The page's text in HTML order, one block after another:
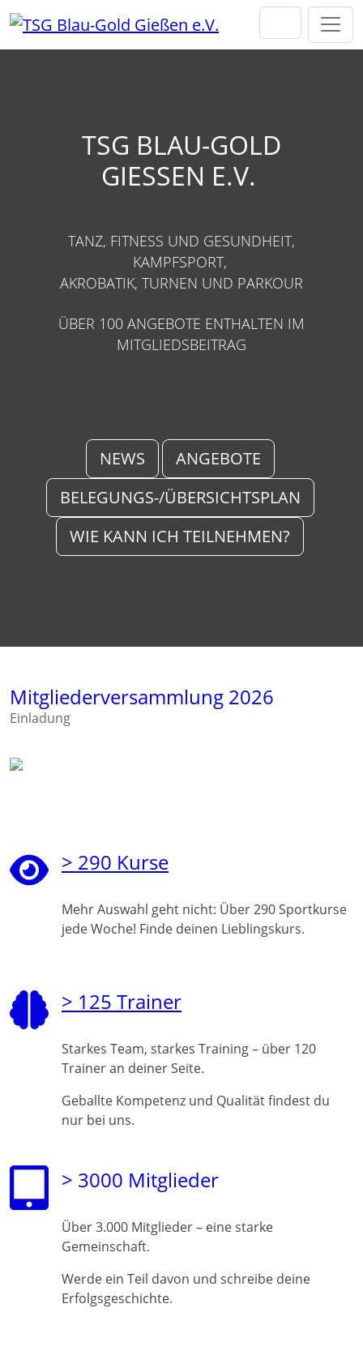
Direkt zur Hauptnavigation springen
Direkt zum Inhalt springen
TSG BLAU-GOLD
GIESSEN E.V.
TANZ, FITNESS UND GESUNDHEIT,
KAMPFSPORT,
AKROBATIK, TURNEN UND PARKOUR
ÜBER 100 ANGEBOTE ENTHALTEN IM
MITGLIEDSBEITRAG
NEWS
ANGEBOTE
BELEGUNGS-/ÜBERSICHTSPLAN
WIE KANN ICH TEILNEHMEN?
Mitgliederversammlung 2026
Einladung
> 290 Kurse
Mehr Auswahl geht nicht: Über 290 Sportkurse
jede Woche! Finde deinen Lieblingskurs.
> 125 Trainer
Starkes Team, starkes Training – über 120
Trainer an deiner Seite.
Geballte Kompetenz und Qualität findest du
nur bei uns.
> 3000 Mitglieder
Über 3.000 Mitglieder – eine starke
Gemeinschaft.
Werde ein Teil davon und schreibe deine
Erfolgsgeschichte.